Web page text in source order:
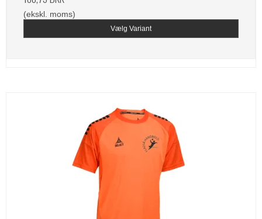
(ekskl. moms)
Vælg Variant